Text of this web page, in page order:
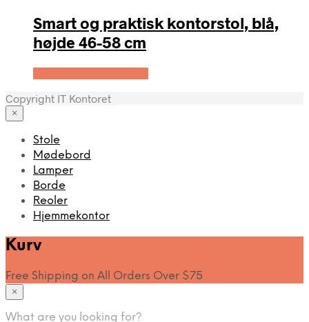
Smart og praktisk kontorstol, blå,
højde 46-58 cm
Copyright IT Kontoret
×
Stole
Mødebord
Lamper
Borde
Reoler
Hjemmekontor
Kurv
Free Shipping on All Orders Over $75
×
What are you looking for?